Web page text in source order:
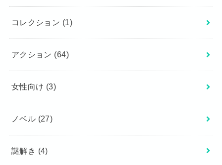
コレクション (1)
アクション (64)
女性向け (3)
ノベル (27)
謎解き (4)